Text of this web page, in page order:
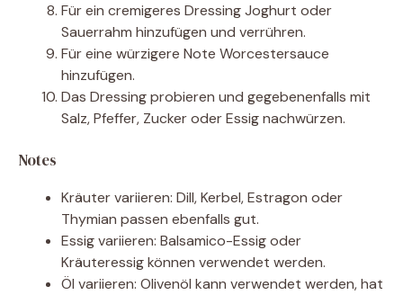
Für ein cremigeres Dressing Joghurt oder
Sauerrahm hinzufügen und verrühren.
Für eine würzigere Note Worcestersauce
hinzufügen.
Das Dressing probieren und gegebenenfalls mit
Salz, Pfeffer, Zucker oder Essig nachwürzen.
Notes
Kräuter variieren: Dill, Kerbel, Estragon oder
Thymian passen ebenfalls gut.
Essig variieren: Balsamico-Essig oder
Kräuteressig können verwendet werden.
Öl variieren: Olivenöl kann verwendet werden, hat